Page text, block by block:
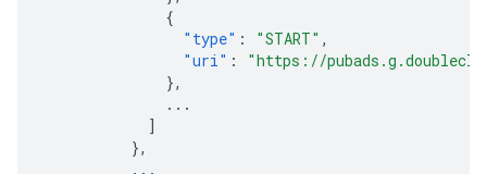
{
"type" : "START" ,
"uri" :
"https://
},
...
]
},
...